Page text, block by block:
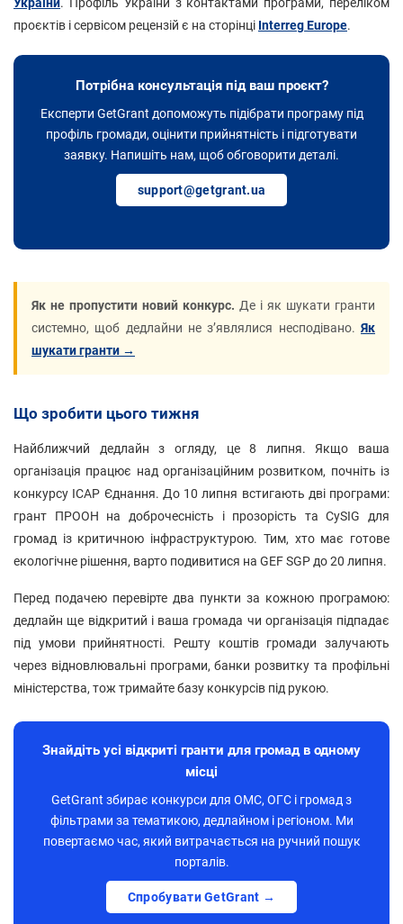
проєктів і сервісом рецензій є на сторінці Interreg Europe.
Потрібна консультація під ваш проєкт?
Експерти GetGrant допоможуть підібрати програму під
профіль громади, оцінити прийнятність і підготувати
заявку. Напишіть нам, щоб обговорити деталі.
support@getgrant.ua
Як не пропустити новий конкурс. Де і як шукати гранти
системно, щоб дедлайни не з’являлися несподівано. Як
шукати гранти →
Що зробити цього тижня
Найближчий дедлайн з огляду, це 8 липня. Якщо ваша
організація працює над організаційним розвитком, почніть із
конкурсу ІСАР Єднання. До 10 липня встигають дві програми:
грант ПРООН на доброчесність і прозорість та CySIG для
громад із критичною інфраструктурою. Тим, хто має готове
екологічне рішення, варто подивитися на GEF SGP до 20 липня.
Перед подачею перевірте два пункти за кожною програмою:
дедлайн ще відкритий і ваша громада чи організація підпадає
під умови прийнятності. Решту коштів громади залучають
через відновлювальні програми, банки розвитку та профільні
міністерства, тож тримайте базу конкурсів під рукою.
Знайдіть усі відкриті гранти для громад в одному
місці
GetGrant збирає конкурси для ОМС, ОГС і громад з
фільтрами за тематикою, дедлайном і регіоном. Ми
повертаємо час, який витрачається на ручний пошук
порталів.
Спробувати GetGrant →